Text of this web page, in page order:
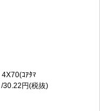
4X70(ｺｱﾀﾏ
30.22円(税抜)